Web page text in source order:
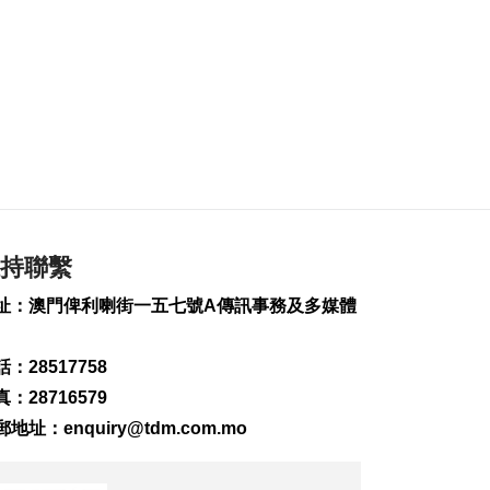
459
0
聯繫
：澳門俾利喇街一五七號A傳訊事務及多媒體
：28517758
：28716579
地址： enquiry@tdm.com.mo